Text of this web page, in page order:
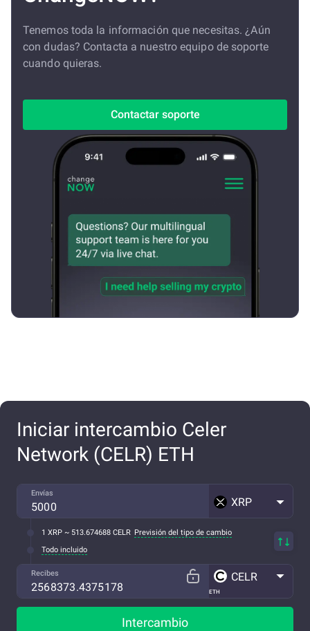
Tenemos toda la información que necesitas. ¿Aún
con dudas? Contacta a nuestro equipo de soporte
cuando quieras.
Contactar soporte
Iniciar intercambio Celer
Network (CELR) ETH
Envías
XRP
1 XRP ~ 513.674688 CELR Previsión del tipo de cambio
Todo incluido
Recibes
ETH
CELR
Intercambio